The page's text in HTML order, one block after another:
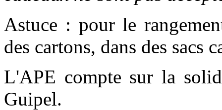
Astuce : pour le
des cartons, dans des sacs
L'APE compte sur la
Guipel.